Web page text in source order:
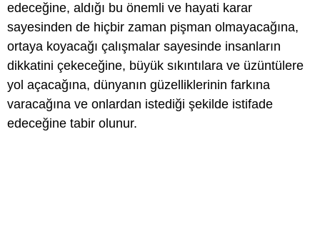
edeceğine, aldığı bu önemli ve hayati karar
sayesinden de hiçbir zaman pişman olmayacağına,
ortaya koyacağı çalışmalar sayesinde insanların
dikkatini çekeceğine, büyük sıkıntılara ve üzüntülere
yol açacağına, dünyanın güzelliklerinin farkına
varacağına ve onlardan istediği şekilde istifade
edeceğine tabir olunur.